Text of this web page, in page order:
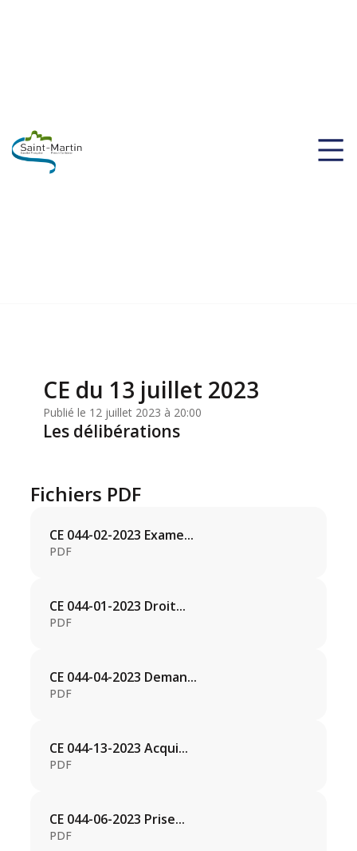
CE du 13 juillet 2023
Publié le 12 juillet 2023 à 20:00
Les délibérations
Fichiers PDF
CE 044-02-2023 Exame...
PDF
CE 044-01-2023 Droit...
PDF
CE 044-04-2023 Deman...
PDF
CE 044-13-2023 Acqui...
PDF
CE 044-06-2023 Prise...
PDF